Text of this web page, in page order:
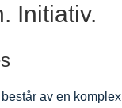
Initiativ.
av en komplex